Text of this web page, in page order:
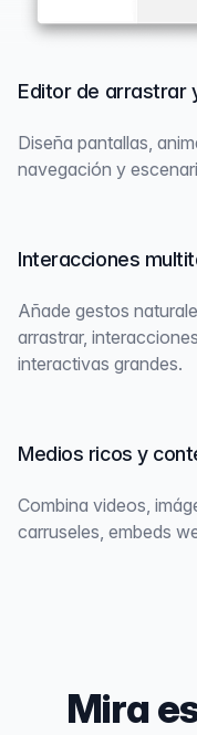
Editor de arrastrar
Diseña pantallas,
navegación y
Interacciones
Añade gestos
arrastrar,
interactivas grandes.
Medios ricos y
Combina videos,
carruseles, embeds
Mira